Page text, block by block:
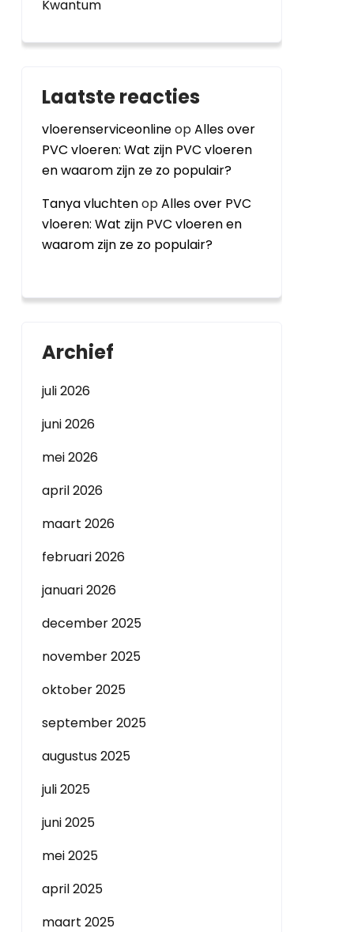
Kwantum
Laatste reacties
vloerenserviceonlineopAlles over
PVC vloeren: Wat zijn PVC vloeren
en waarom zijn ze zo populair?
Tanya vluchtenopAlles over PVC
vloeren: Wat zijn PVC vloeren en
waarom zijn ze zo populair?
Archief
juli 2026
juni 2026
mei 2026
april 2026
maart 2026
februari 2026
januari 2026
december 2025
november 2025
oktober 2025
september 2025
augustus 2025
juli 2025
juni 2025
mei 2025
april 2025
maart 2025